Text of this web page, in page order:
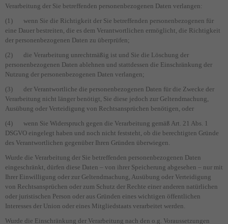
Verarbeitung der Sie betreffenden personenbezogenen Daten verlangen:
(1) wenn Sie die Richtigkeit der Sie betreffenden personenbezogenen für
eine Dauer bestreiten, die es dem Verantwortlichen ermöglicht, die Richtigkeit
der personenbezogenen Daten zu überprüfen;
(2) die Verarbeitung unrechtmäßig ist und Sie die Löschung der
personenbezogenen Daten ablehnen und stattdessen die Einschränkung der
Nutzung der personenbezogenen Daten verlangen;
(3) der Verantwortliche die personenbezogenen Daten für die Zwecke der
Verarbeitung nicht länger benötigt, Sie diese jedoch zur Geltendmachung,
Ausübung oder Verteidigung von Rechtsansprüchen benötigen, oder
(4) wenn Sie Widerspruch gegen die Verarbeitung gemäß Art. 21 Abs. 1
DSGVO eingelegt haben und noch nicht feststeht, ob die berechtigten Gründe
des Verantwortlichen gegenüber Ihren Gründen überwiegen.
Wurde die Verarbeitung der Sie betreffenden personenbezogenen Daten
eingeschränkt, dürfen diese Daten – von ihrer Speicherung abgesehen – nur mit
Ihrer Einwilligung oder zur Geltendmachung, Ausübung oder Verteidigung
von Rechtsansprüchen oder zum Schutz der Rechte einer anderen natürlichen
oder juristischen Person oder aus Gründen eines wichtigen öffentlichen
Interesses der Union oder eines Mitgliedstaats verarbeitet werden.
Wurde die Einschränkung der Verarbeitung nach den o.g. Voraussetzungen